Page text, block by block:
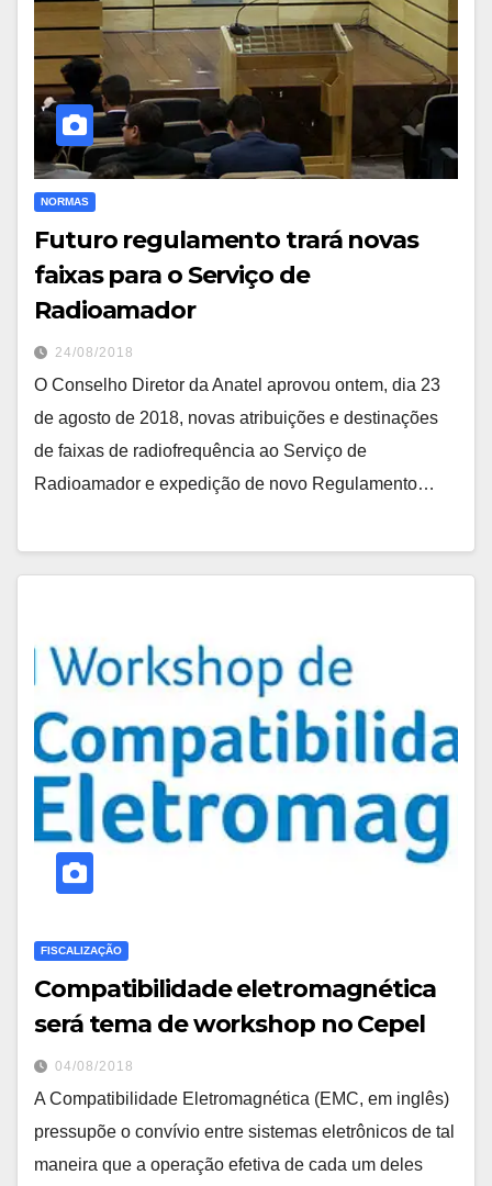
NORMAS
Futuro regulamento trará novas
faixas para o Serviço de
Radioamador
24/08/2018
O Conselho Diretor da Anatel aprovou ontem, dia 23
de agosto de 2018, novas atribuições e destinações
de faixas de radiofrequência ao Serviço de
Radioamador e expedição de novo Regulamento…
FISCALIZAÇÃO
Compatibilidade eletromagnética
será tema de workshop no Cepel
04/08/2018
A Compatibilidade Eletromagnética (EMC, em inglês)
pressupõe o convívio entre sistemas eletrônicos de tal
maneira que a operação efetiva de cada um deles